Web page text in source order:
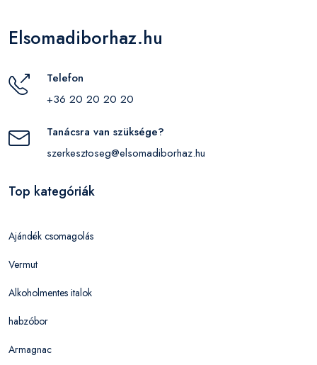
Elsomadiborhaz.hu
Telefon
+36 20 20 20 20
Tanácsra van szüksége?
szerkesztoseg@elsomadiborhaz.hu
Top kategóriák
Ajándék csomagolás
Vermut
Alkoholmentes italok
habzóbor
Armagnac